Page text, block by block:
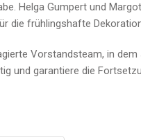
Helga Gumpert und
die frühlingshafte
Vorstandsteam, in
und garantiere die